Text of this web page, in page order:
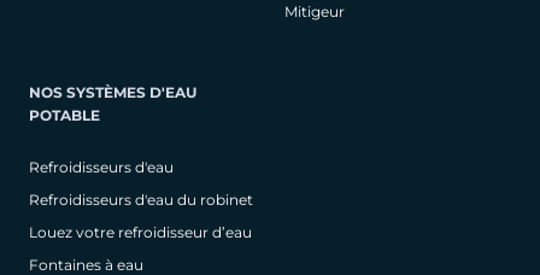
Mitigeur
NOS SYSTÈMES D'EAU
POTABLE
Refroidisseurs d'eau
Refroidisseurs d'eau du robinet
Louez votre refroidisseur d’eau
Fontaines à eau